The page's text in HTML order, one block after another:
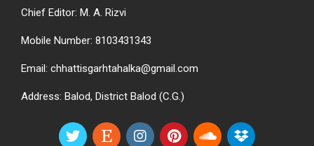
Chief Editor: M. A. Rizvi
Mobile Number: 8103431343
Email: chhattisgarhtahalka@gmail.com
Address: Balod, District Balod (C.G.)